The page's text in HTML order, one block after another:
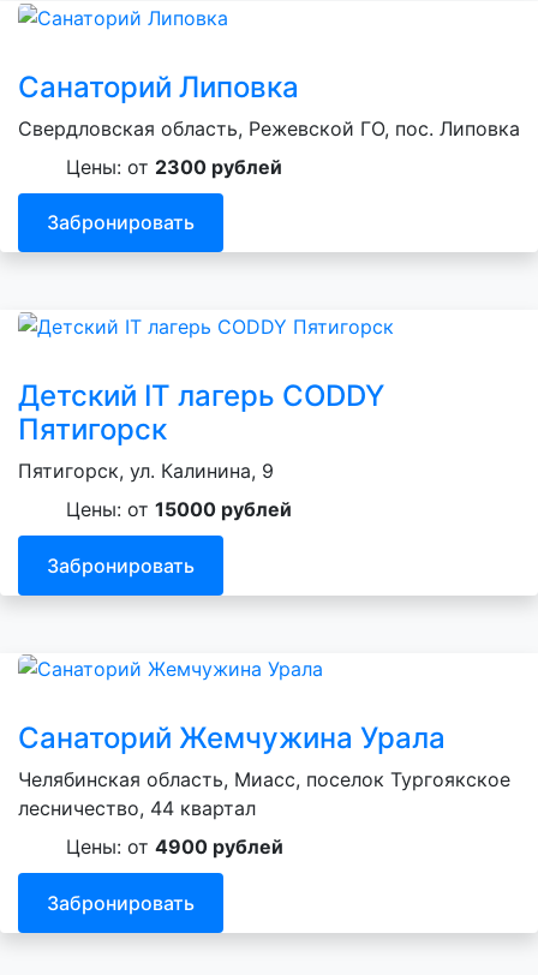
Санаторий Липовка
Свердловская область, Режевской ГО, пос. Липовка
Цены: от 2300 рублей
Забронировать
Детский IT лагерь CODDY
Пятигорск
Пятигорск, ул. Калинина, 9
Цены: от 15000 рублей
Забронировать
Санаторий Жемчужина Урала
Челябинская область, Миасс, поселок Тургоякское
лесничество, 44 квартал
Цены: от 4900 рублей
Забронировать